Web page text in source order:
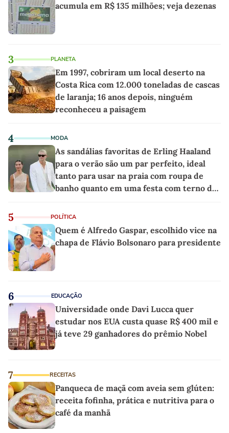
acumula em R$ 135 milhões; veja dezenas
3 PLANETA
Em 1997, cobriram um local deserto na
Costa Rica com 12.000 toneladas de cascas
de laranja; 16 anos depois, ninguém
reconheceu a paisagem
4 MODA
As sandálias favoritas de Erling Haaland
para o verão são um par perfeito, ideal
tanto para usar na praia com roupa de
banho quanto em uma festa com terno de
5 POLÍTICA
Quem é Alfredo Gaspar, escolhido vice na
chapa de Flávio Bolsonaro para presidente
6 EDUCAÇÃO
Universidade onde Davi Lucca quer
estudar nos EUA custa quase R$ 400 mil e
já teve 29 ganhadores do prêmio Nobel
7 RECEITAS
Panqueca de maçã com aveia sem glúten:
receita fofinha, prática e nutritiva para o
café da manhã